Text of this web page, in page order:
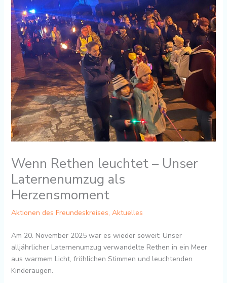
Wenn Rethen leuchtet – Unser
Laternenumzug als
Herzensmoment
Aktionen des Freundeskreises, Aktuelles
Am 20. November 2025 war es wieder soweit: Unser
alljährlicher Laternenumzug verwandelte Rethen in ein Meer
aus warmem Licht, fröhlichen Stimmen und leuchtenden
Kinderaugen.